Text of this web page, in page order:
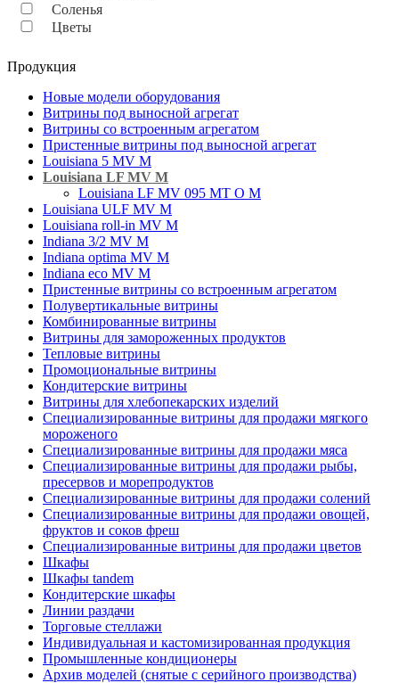
Соленья
Цветы
Продукция
Новые модели оборудования
Витрины под выносной агрегат
Витрины со встроенным агрегатом
Пристенные витрины под выносной агрегат
Louisiana 5 MV M
Louisiana LF MV M
Louisiana LF MV 095 MT O M
Louisiana ULF MV M
Louisiana roll-in MV M
Indiana 3/2 MV M
Indiana optima MV M
Indiana eco MV M
Пристенные витрины со встроенным агрегатом
Полувертикальные витрины
Комбинированные витрины
Витрины для замороженных продуктов
Тепловые витрины
Промоциональные витрины
Кондитерские витрины
Витрины для хлебопекарских изделий
Специализированные витрины для продажи мягкого
мороженого
Специализированные витрины для продажи мяса
Специализированные витрины для продажи рыбы,
пресервов и морепродуктов
Специализированные витрины для продажи солений
Специализированные витрины для продажи овощей,
фруктов и соков фреш
Специализированные витрины для продажи цветов
Шкафы
Шкафы tandem
Кондитерские шкафы
Линии раздачи
Торговые стеллажи
Индивидуальная и кастомизированная продукция
Промышленные кондиционеры
Архив моделей (снятые с серийного производства)